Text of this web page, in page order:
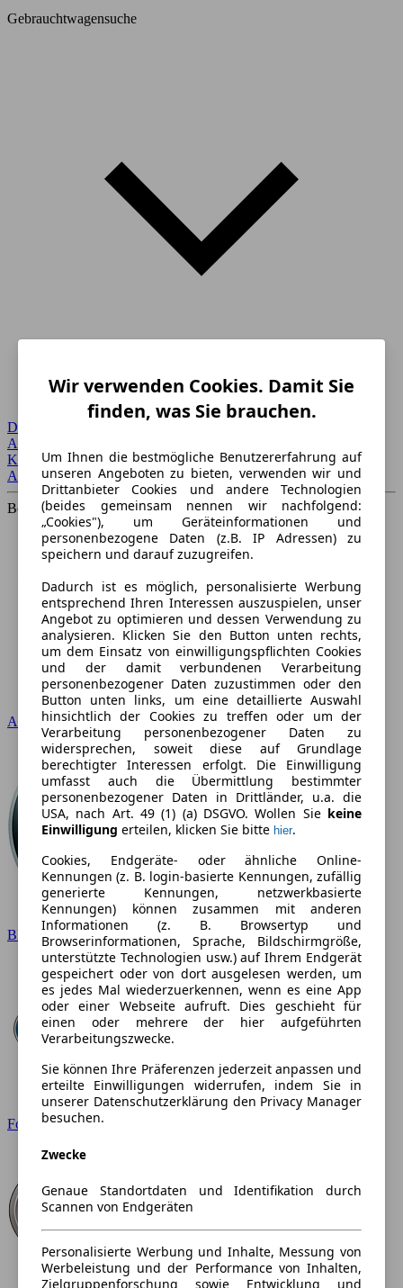
Gebrauchtwagensuche
Detailsuche
Alle Marken
Karosserie
Angebote vor Ort
Beliebteste Marken
Audi
BMW
Ford
Wir verwenden Cookies. Damit Sie
finden, was Sie brauchen.
Um Ihnen die bestmögliche Benutzererfahrung auf
unseren Angeboten zu bieten, verwenden wir und
Drittanbieter Cookies und andere Technologien
(beides gemeinsam nennen wir nachfolgend:
„Cookies"), um Geräteinformationen und
personenbezogene Daten (z.B. IP Adressen) zu
speichern und darauf zuzugreifen.
Dadurch ist es möglich, personalisierte Werbung
entsprechend Ihren Interessen auszuspielen, unser
Angebot zu optimieren und dessen Verwendung zu
analysieren. Klicken Sie den Button unten rechts,
um dem Einsatz von einwilligungspflichten Cookies
und der damit verbundenen Verarbeitung
personenbezogener Daten zuzustimmen oder den
Button unten links, um eine detaillierte Auswahl
hinsichtlich der Cookies zu treffen oder um der
Verarbeitung personenbezogener Daten zu
widersprechen, soweit diese auf Grundlage
berechtigter Interessen erfolgt. Die Einwilligung
umfasst auch die Übermittlung bestimmter
personenbezogener Daten in Drittländer, u.a. die
USA, nach Art. 49 (1) (a) DSGVO. Wollen Sie keine
Einwilligung erteilen, klicken Sie bitte hier.
Cookies, Endgeräte- oder ähnliche Online-
Kennungen (z. B. login-basierte Kennungen, zufällig
generierte Kennungen, netzwerkbasierte
Kennungen) können zusammen mit anderen
Informationen (z. B. Browsertyp und
Browserinformationen, Sprache, Bildschirmgröße,
unterstützte Technologien usw.) auf Ihrem Endgerät
gespeichert oder von dort ausgelesen werden, um
es jedes Mal wiederzuerkennen, wenn es eine App
oder einer Webseite aufruft. Dies geschieht für
einen oder mehrere der hier aufgeführten
Verarbeitungszwecke.
Sie können Ihre Präferenzen jederzeit anpassen und
erteilte Einwilligungen widerrufen, indem Sie in
unserer Datenschutzerklärung den Privacy Manager
besuchen.
Zwecke
Genaue Standortdaten und Identifikation durch
Scannen von Endgeräten
Personalisierte Werbung und Inhalte, Messung von
Werbeleistung und der Performance von Inhalten,
Zielgruppenforschung sowie Entwicklung und